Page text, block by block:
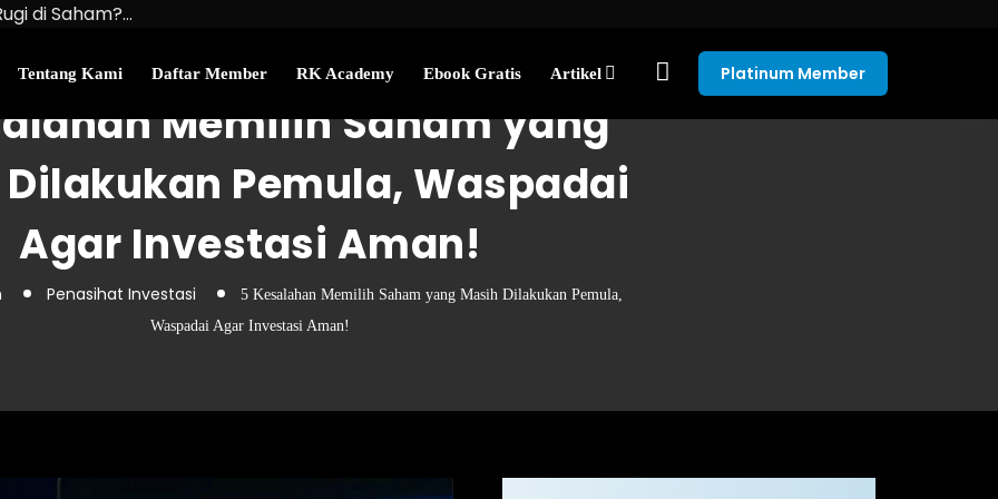
di Saham?…
Uang Perlu…
Tentang Kami Daftar Member RK Academy Ebook Gratis Artikel Platinum Member
Memilih Saham yang
Pemula, Waspadai
Agar Investasi Aman!
Penasihat Investasi
5 Kesalahan Memilih Saham yang Masih Dilakukan Pemula,
Waspadai Agar Investasi Aman!